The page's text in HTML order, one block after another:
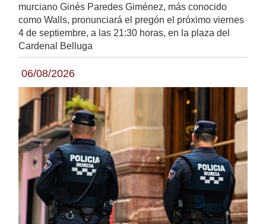
murciano Ginés Paredes Giménez, más conocido
como Walls, pronunciará el pregón el próximo viernes
4 de septiembre, a las 21:30 horas, en la plaza del
Cardenal Belluga
06/08/2026